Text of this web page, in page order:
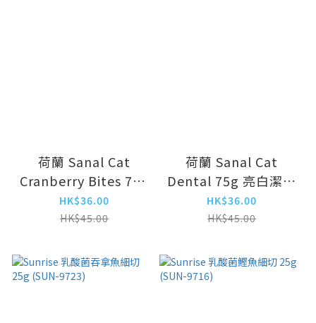
荷蘭 Sanal Cat
Cranberry Bites 75g
養生防炎香脆
HK$36.00
HK$45.00
荷蘭 Sanal Cat
Dental 75g 亮白潔齒
粒
HK$36.00
HK$45.00